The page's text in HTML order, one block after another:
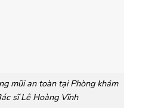
mũi an toàn tại Phòng khám
sĩ Lê Hoàng Vĩnh